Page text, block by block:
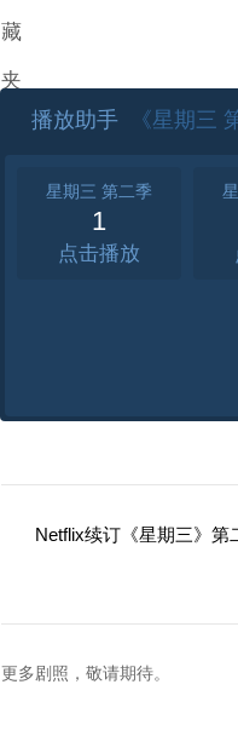
藏
夹
播放助手 《星期三
星期三 第二季
1
点击
Netflix续订《星期三》第
更多剧照，敬请期待。